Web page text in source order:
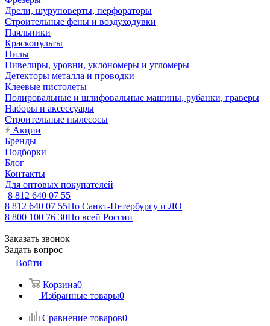
Дрели, шуруповерты, перфораторы
Строительные фены и воздуходувки
Паяльники
Краскопульты
Пилы
Нивелиры, уровни, уклономеры и угломеры
Детекторы металла и проводки
Клеевые пистолеты
Полировальные и шлифовальные машины, рубанки, граверы
Наборы и аксессуары
Строительные пылесосы
Акции
Бренды
Подборки
Блог
Контакты
Для оптовых покупателей
8 812 640 07 55
8 812 640 07 55По Санкт-Петербургу и ЛО
8 800 100 76 30По всей России
Заказать звонок
Задать вопрос
Войти
Корзина0
Избранные товары0
Сравнение товаров0